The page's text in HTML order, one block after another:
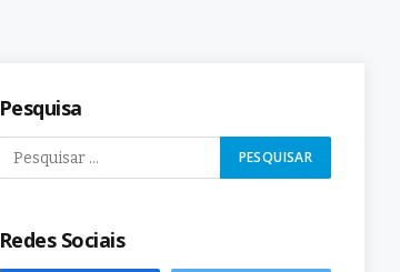
Pesquisa
Redes Sociais